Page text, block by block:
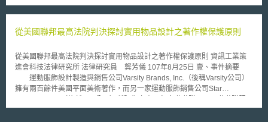
控之維安攝影機，並提供佈署建築物門禁或應用程式存取控制指引，例如以
建議步驟及評估表。 該指引雖無法律約束力，仍反映出PDPC對於安全
安全應用程式之管理機構應用情境，並未涵蓋其他商業用途，也未涵蓋基於
私人目的使用安全或生物特徵識別系統之個人，如以個人或家庭身分使用居
家高齡長者監控設備、住宅生物特徵識別鎖等應用情境。
施與對策之決定。因此，內閣網路安全戰略本部（サイバーセキュリティ戦
会）於同年10月10日成立工作小組，針對網路安全相關法令進行推動與調
安全基本法（サイバーセキュリティ基本法）網路安全之定義與概要； 以
公司法為核心，從經營體制觀點說明董事義務，例如建立內部控制機制，以
確保系統審核與資料揭露之適當性； 以個人資料保護法為核心，例如說明
個人資料的安全管理措施； 以公平交易法（不正競争防止法）為核心，說
明在營業秘密的保護範圍內，利用提供特定資料與技術手段，來實施迴避行
從美國聯邦最高法院判決探討實用物品設計之著作權保護原則
從美國聯邦最高法院判決探討實用物品設計之著作權保護原則 資訊工業策
進會科技法律研究所 法律研究員 龔芳儀 107年8月25日 壹、事件摘要
運動服飾設計製造與銷售公司Varsity Brands, Inc.（後稱Varsity公司）
擁有兩百餘件美國平面美術著作，而另一家運動服飾銷售公司Star
等。 Varsity公司於2014年向美國田納西州西區聯邦地區法院對Star公